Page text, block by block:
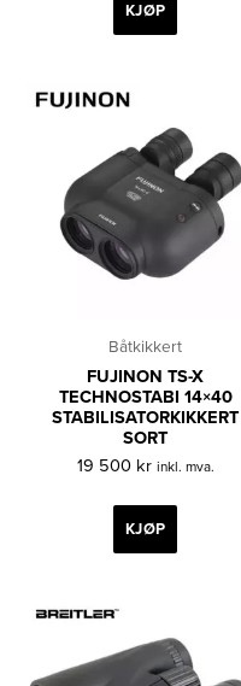
KJØP
Båtkikkert
FUJINON TS-X
TECHNOSTABI 14×40
STABILISATORKIKKERT
SORT
19 500 kr inkl. mva.
KJØP